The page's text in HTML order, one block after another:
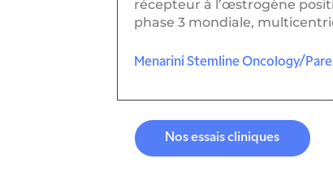
récepteur à l’œstrogène
phase 3 mondiale,
Menarini Stemline Oncology/
Nos essais cliniques